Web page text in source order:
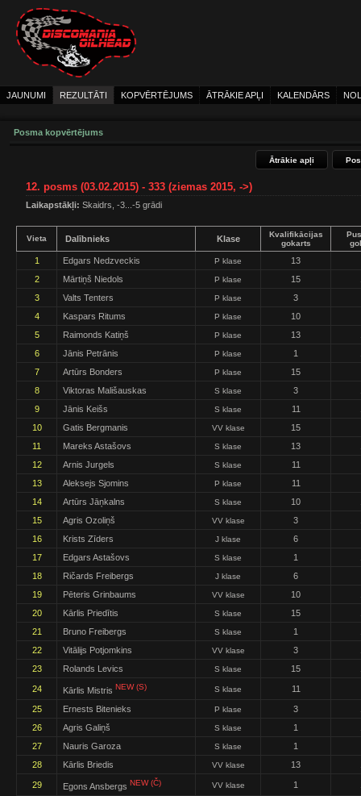
JAUNUMI REZULTĀTI KOPVĒRTĒJUMS ĀTRĀKIE APĻI KALENDĀRS
Posma kopvērtējums
Ātrākie apļi
12. posms (03.02.2015) - 333 (ziemas 2015, ->)
Laikapstākļi: Skaidrs, -3...-5 grādi
Vieta Dalībnieks Klase
Kvalifikācijas
gokarts
1 Edgars Nedzveckis P klase
13
2
Mārtiņš Niedols P klase 15
3
Valts Tenters P klase
3
4
Kaspars Ritums P klase
10
5
Raimonds Katiņš P klase 13
6
Jānis Petrānis P klase 1
7
Artūrs Bonders P klase
15
8
Viktoras Mališauskas S klase 3
9
Jānis Keišs S klase 11
10
Gatis Bergmanis VV klase
15
11
Mareks Astašovs S klase 13
12
Arnis Jurgels S klase
11
13
Aleksejs Sjomins P klase
11
14
Artūrs Jāņkalns S klase 10
15
Agris Ozoliņš VV klase 3
16
Krists Zīders J klase
6
17
Edgars Astašovs S klase 1
18
Ričards Freibergs J klase
6
19
Pēteris Grinbaums VV klase 10
20
Kārlis Priedītis S klase 15
21
Bruno Freibergs S klase 1
22
Vitālijs Potjomkins VV klase 3
23
Rolands Levics S klase 15
24 Kārlis Mistris NEW (S) S klase 11
25 Ernests Bitenieks P klase 3
26
Agris Galiņš S klase 1
27
Nauris Garoza S klase
1
28
Kārlis Briedis VV klase 13
29 Egons Ansbergs NEW (Č) VV klase 1